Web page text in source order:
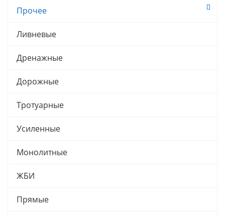
Прочее
Ливневые
Дренажные
Дорожные
Тротуарные
Усиленные
Монолитные
ЖБИ
Прямые